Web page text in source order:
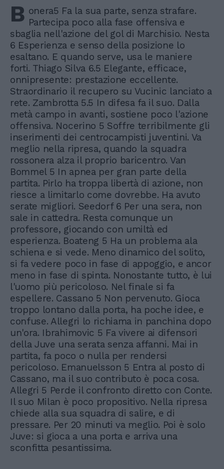
B onera5 Fa la sua parte, senza strafare.
Partecipa poco alla fase offensiva e
sbaglia nell'azione del gol di Marchisio. Nesta
6 Esperienza e senso della posizione lo
esaltano. E quando serve, usa le maniere
forti. Thiago Silva 6.5 Elegante, efficace,
onnipresente: prestazione eccellente.
Straordinario il recupero su Vucinic lanciato a
rete. Zambrotta 5.5 In difesa fa il suo. Dalla
metà campo in avanti, sostiene poco l'azione
offensiva. Nocerino 5 Soffre terribilmente gli
inserimenti dei centrocampisti juventini. Va
meglio nella ripresa, quando la squadra
rossonera alza il proprio baricentro. Van
Bommel 5 In apnea per gran parte della
partita. Pirlo ha troppa libertà di azione, non
riesce a limitarlo come dovrebbe. Ha avuto
serate migliori. Seedorf 6 Per una sera, non
sale in cattedra. Resta comunque un
professore, giocando con umiltà ed
esperienza. Boateng 5 Ha un problema ala
schiena e si vede. Meno dinamico del solito,
si fa vedere poco in fase di appoggio, e ancor
meno in fase di spinta. Nonostante tutto, è lui
l'uomo più pericoloso. Nel finale si fa
espellere. Cassano 5 Non pervenuto. Gioca
troppo lontano dalla porta, ha poche idee, e
confuse. Allegri lo richiama in panchina dopo
un'ora. Ibrahimovic 5 Fa vivere ai difensori
della Juve una serata senza affanni. Mai in
partita, fa poco o nulla per rendersi
pericoloso. Emanuelsson 5 Entra al posto di
Cassano, ma il suo contributo è poca cosa.
Allegri 5 Perde il confronto diretto con Conte.
Il suo Milan è poco propositivo. Nella ripresa
chiede alla sua squadra di salire, e di
pressare. Per 20 minuti va meglio. Poi è solo
Juve: si gioca a una porta e arriva una
sconfitta pesantissima.